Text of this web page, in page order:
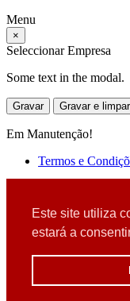
Este site utiliza
estará a
Menu
×
Seleccionar Empresa
Some text in the modal.
Gravar Gravar e
Em Manutenção!
Termos e
Detectamos que está a
Por favor, atualize o
para garantir uma